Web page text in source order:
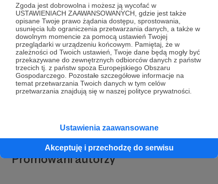
Zgoda jest dobrowolna i możesz ją wycofać w
USTAWIENIACH ZAAWANSOWANYCH, gdzie jest także
opisane Twoje prawo żądania dostępu, sprostowania,
usunięcia lub ograniczenia przetwarzania danych, a także w
dowolnym momencie za pomocą ustawień Twojej
przeglądarki w urządzeniu końcowym. Pamiętaj, że w
zależności od Twoich ustawień, Twoje dane będą mogły być
przekazywane do zewnętrznych odbiorców danych z państw
trzecich tj. z państw spoza Europejskiego Obszaru
Gospodarczego. Pozostałe szczegółowe informacje na
temat przetwarzania Twoich danych w tym celów
przetwarzania znajdują się w naszej polityce prywatności.
Ustawienia zaawansowane
Akceptuję i przechodzę do serwisu
Dołącz do grona Patronów!
Wesprzyj działalność AutoraRadio Wnetjuż teraz!
Promowani autorzy